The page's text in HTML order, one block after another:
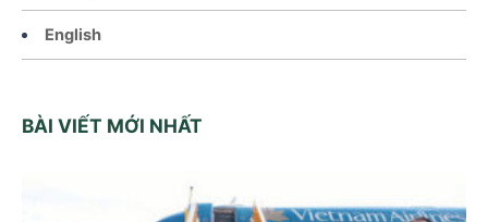
English
BÀI VIẾT MỚI NHẤT